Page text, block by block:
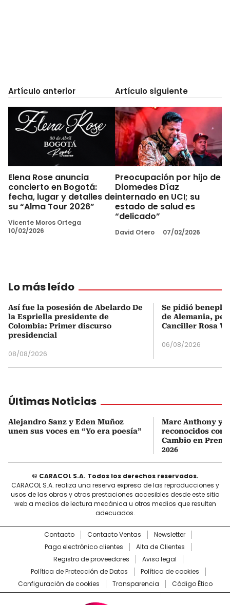
Artículo anterior
Elena Rose anuncia
concierto en Bogotá:
fecha, lugar y detalles de
su “Alma Tour 2026”
Vicente Moros Ortega
10/02/2026
Artículo siguiente
Preocupación por hijo de
Diomedes Díaz
internado en UCI; su
estado de salud es
“delicado”
David Otero 07/02/2026
Lo más leído
Así fue la posesión de Abelardo De
la Espriella presidente de
Colombia: Primer discurso
presidencial
08/08/2026
Se pidió
de Alemania,
Canciller Rosa
06/08/2026
Últimas Noticias
Alejandro Sanz y Eden Muñoz
unen sus voces en “Yo era poesía”
Marc Anthony y
reconocidos
Cambio en
2026
© CARACOL S.A. Todos los derechos reservados.
CARACOL S.A. realiza una reserva expresa de las reproducciones y
usos de las obras y otras prestaciones accesibles desde este sitio
web a medios de lectura mecánica u otros medios que resulten
adecuados.
Contacto Contacto Ventas
Newsletter
Pago electrónico clientes
Alta de Clientes
Registro de proveedores
Aviso legal
Política de Protección de Datos
Política de cookies
Configuración de cookies
Transparencia Código Ético